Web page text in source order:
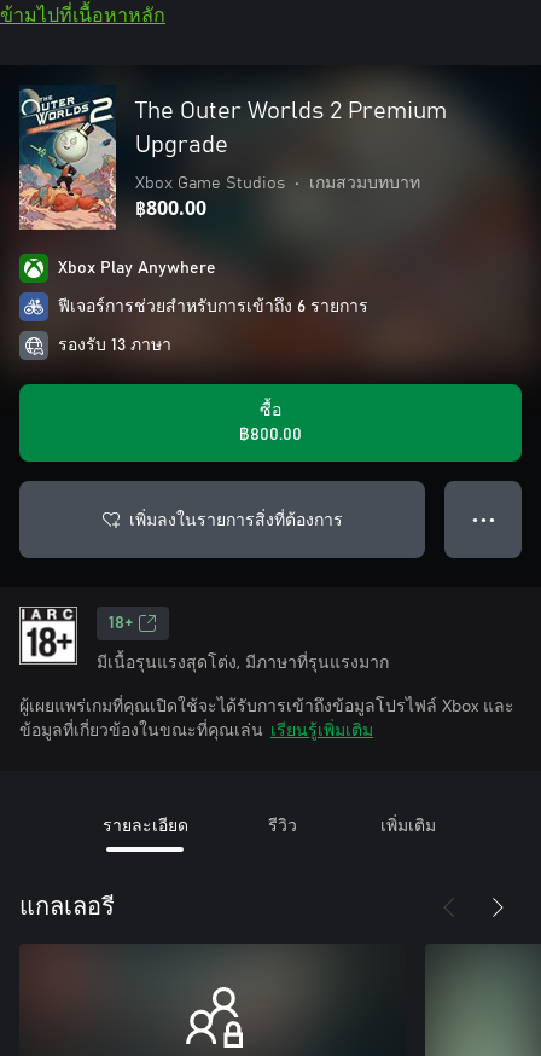
ข้ามไปที่เนื้อหาหลัก
The Outer Worlds 2 Premium
Upgrade
Xbox Game Studios • เกมสวมบทบาท
฿800.00
Xbox Play Anywhere
ฟีเจอร์การช่วยสำหรับการเข้าถึง 6 รายการ
รองรับ 13 ภาษา
ซื้อ
฿800.00
เพิ่มลงในรายการสิ่งที่ต้องการ ● ● ●
18+
มีเนื้อรุนแรงสุดโต่ง, มีภาษาที่รุนแรงมาก
ผู้เผยแพร่เกมที่คุณเปิดใช้จะได้รับการเข้าถึงข้อมูลโปรไฟล์ Xbox และ
ข้อมูลที่เกี่ยวข้องในขณะที่คุณเล่น เรียนรู้เพิ่มเติม
รายละเอียด รีวิว เพิ่มเติม
แกลเลอรี